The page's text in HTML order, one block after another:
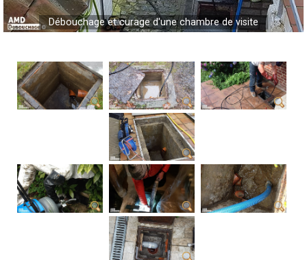
Débouchage et curage d'une chambre de visite